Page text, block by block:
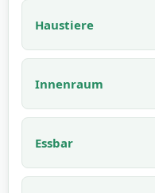
Haustiere
Innenraum
Essbar